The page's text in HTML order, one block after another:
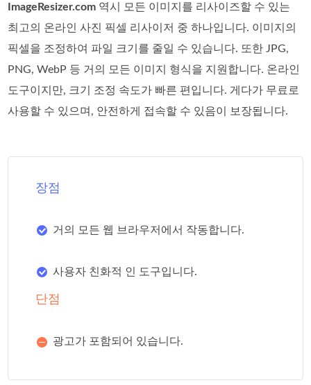
ImageResizer.com 역시 모든 이미지를 리사이즈할 수 있는
최고의 온라인 사진 픽셀 리사이저 중 하나입니다. 이미지의
픽셀을 조정하여 파일 크기를 줄일 수 있습니다. 또한 JPG,
PNG, WebP 등 거의 모든 이미지 형식을 지원합니다. 온라인
도구이지만, 크기 조정 속도가 빠른 편입니다. 게다가 무료로
사용할 수 있으며, 안전하게 접속할 수 있음이 보장됩니다.
장점
거의 모든 웹 브라우저에서 작동합니다.
사용자 친화적 인 도구입니다.
단점
광고가 포함되어 있습니다.